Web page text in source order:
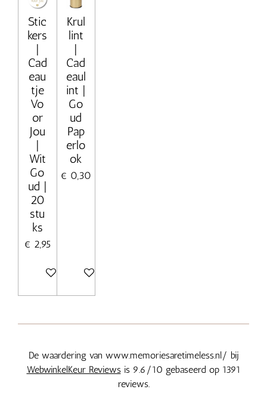
Stic
kers
|
Cad
eau
tje
Vo
or
Jou
|
Wit
Go
ud |
20
stu
ks
€ 2,95
In winkelwagen
Krul
lint
|
Cad
eaul
int |
Go
ud
Pap
erlo
ok
€ 0,30
In winkelwagen
De waardering van www.memoriesaretimeless.nl/ bij
WebwinkelKeur Reviewsis 9.6/10 gebaseerd op 1391
reviews.